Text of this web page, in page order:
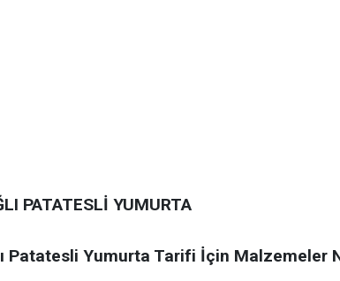
PATATESLİ YUMURTA
Patatesli Yumurta Tarifi İçin Malzemeler